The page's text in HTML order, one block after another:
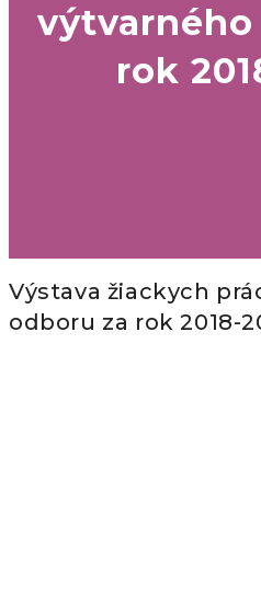
výtvarného
rok
Výstava žiackych
odboru za rok 2018-